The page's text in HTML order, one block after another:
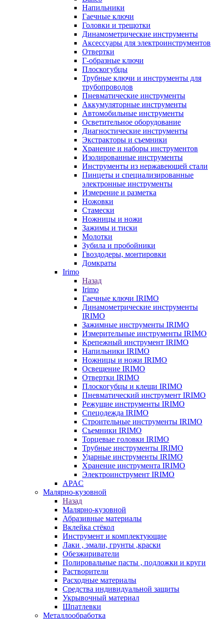
Напильники
Гаечные ключи
Головки и трещотки
Динамометрические инструменты
Аксессуары для электроинструментов
Отвертки
Г-образные ключи
Плоскогубцы
Трубные ключи и инструменты для
трубопроводов
Пневматические инструменты
Аккумуляторные инструменты
Автомобильные инструменты
Осветительное оборудование
Диагностические инструменты
Экстракторы и съемники
Хранение и наборы инструментов
Изолированные инструменты
Инструменты из нержавеющей стали
Пинцеты и специализированные
электронные инструменты
Измерение и разметка
Ножовки
Стамески
Ножницы и ножи
Зажимы и тиски
Молотки
Зубила и пробойники
Гвоздодеры, монтировки
Домкраты
Irimo
Назад
Irimo
Гаечные ключи IRIMO
Динамометрические инструменты
IRIMO
Зажимные инструменты IRIMO
Измерительные инструменты IRIMO
Крепежный инструмент IRIMO
Напильники IRIMO
Ножницы и ножи IRIMO
Освещение IRIMO
Отвертки IRIMO
Плоскогубцы и клещи IRIMO
Пневматический инструмент IRIMO
Режущие инструменты IRIMO
Спецодежда IRIMO
Строительные инструменты IRIMO
Съемники IRIMO
Торцевые головки IRIMO
Трубные инструменты IRIMO
Ударные инструменты IRIMO
Хранение инструмента IRIMO
Электроинструмент IRIMO
APAC
Малярно-кузовной
Назад
Малярно-кузовной
Абразивные материалы
Вклейка стёкол
Инструмент и комплектующие
Лаки , эмали, грунты ,краски
Обезжириватели
Полировальные пасты , подложки и круги
Растворители
Расходные материалы
Средства индивидуальной защиты
Укрывочный материал
Шпатлевки
Металлообработка